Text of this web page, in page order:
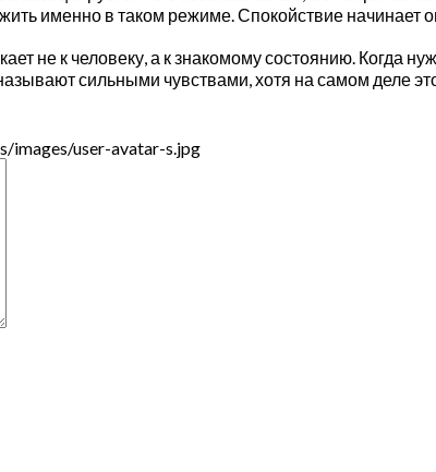
именно в таком режиме. Спокойствие начинает
не к человеку, а к знакомому состоянию. Когда
сильными чувствами, хотя на самом деле